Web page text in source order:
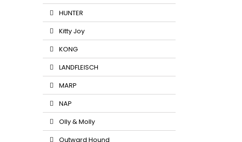
HUNTER
Kitty Joy
KONG
LANDFLEISCH
MARP
NAP
Olly & Molly
Outward Hound